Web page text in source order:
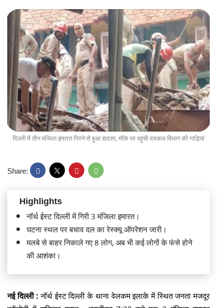
दिल्ली में तीन मंजिला इमारत गिरने से हुआ हादसा, मौके पर पहुंची दमकल विभाग की गाड़ियां
Share:
Highlights
नॉर्थ ईस्ट दिल्ली में गिरी 3 मंजिला इमारत।
घटना स्थल पर बचाव दल का रेस्क्यू ऑपरेशन जारी।
मलबे से बाहर निकाले गए 8 लोग, अब भी कई लोगों के फंसे होने
की आशंका।
नई दिल्ली :नॉर्थ ईस्ट दिल्ली के थाना वेलकम इलाके में स्थित जनता मजदूर